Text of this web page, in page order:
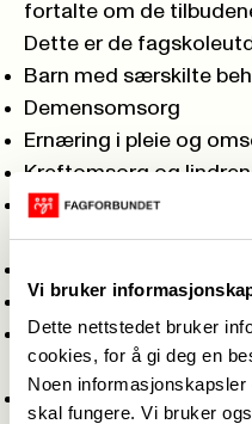
Vi bruker
Dette nettstedet bruker
cookies, for å gi deg en
Noen
skal fungere. Vi bruker
fortalte om de
Dette er de
Barn med særskilte
Demensomsorg
Ernæring i pleie og
Kreftomsorg og
Miljøarbeid rettet mot
funksjonsnedsettelse/
Rehabilitering
Tverrfaglig arbeid
helsearbeid
Veiledning av lærlinger